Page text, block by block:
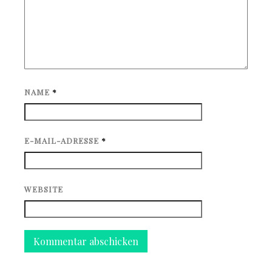
NAME *
E-MAIL-ADRESSE *
WEBSITE